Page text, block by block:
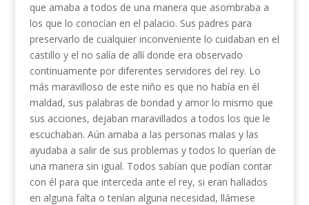
que amaba a todos de una manera que asombraba a
los que lo conocían en el palacio. Sus padres para
preservarlo de cualquier inconveniente lo cuidaban en el
castillo y el no salía de allí donde era observado
continuamente por diferentes servidores del rey. Lo
más maravilloso de este niño es que no había en él
maldad, sus palabras de bondad y amor lo mismo que
sus acciones, dejaban maravillados a todos los que le
escuchaban. Aún amaba a las personas malas y las
ayudaba a salir de sus problemas y todos lo querían de
una manera sin igual. Todos sabían que podían contar
con él para que interceda ante el rey, si eran hallados
en alguna falta o tenían alguna necesidad, llámese